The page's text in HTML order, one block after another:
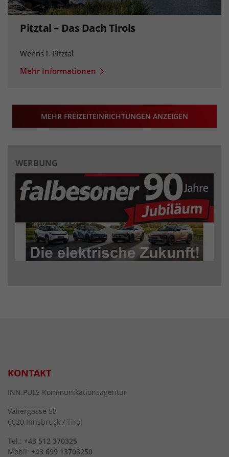
Pitztal – Das Dach Tirols
Wenns i. Pitztal
Mehr Informationen
MEHR FREIZEITEINRICHTUNGEN ANZEIGEN
WERBUNG
KONTAKT
INN.PULS Kommunikationsagentur
Valiergasse 58
6020 Innsbruck / Tirol
Tel.: +43 512 370325
Mobil: +43 699 13703250